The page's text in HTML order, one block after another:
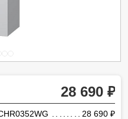
28 690
28 690